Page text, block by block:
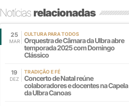
Notíciasrelacionadas
25
MAR
CULTURA PARA TODOS
Orquestra de Câmara da Ulbra abre
temporada 2025 com Domingo
Clássico
19
DEZ
TRADIÇÃO E FÉ
Concerto de Natal reúne
colaboradores e docentes na Capela
da Ulbra Canoas